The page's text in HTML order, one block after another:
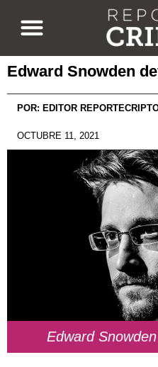
Edward Snowden
POR: EDITOR
OCTUBRE 11, 2021
Edward